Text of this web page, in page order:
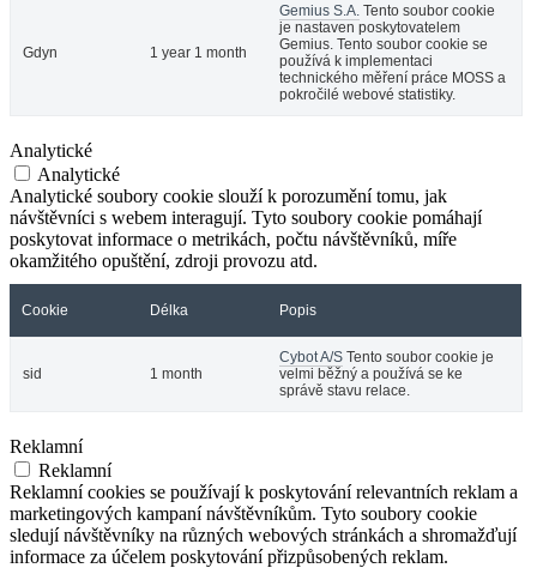
Gdyn 1 year 1 month
Gemius S.A. Tento soubor cookie
je nastaven poskytovatelem
Gemius. Tento soubor cookie se
používá k implementaci
technického měření práce MOSS a
pokročilé webové statistiky.
Analytické
Analytické
Analytické soubory cookie slouží k porozumění tomu, jak
návštěvníci s webem interagují. Tyto soubory cookie pomáhají
poskytovat informace o metrikách, počtu návštěvníků, míře
okamžitého opuštění, zdroji provozu atd.
Cookie Délka Popis
sid 1 month
Cybot A/S Tento soubor cookie je
velmi běžný a používá se ke
správě stavu relace.
Reklamní
Reklamní
Reklamní cookies se používají k poskytování relevantních reklam a
marketingových kampaní návštěvníkům. Tyto soubory cookie
sledují návštěvníky na různých webových stránkách a shromažďují
informace za účelem poskytování přizpůsobených reklam.